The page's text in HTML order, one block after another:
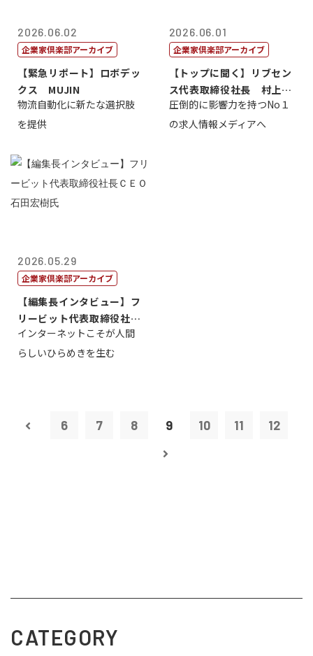
2026.06.02
企業家倶楽部アーカイブ
【緊急リポート】ロボデッ
クス MUJIN
物流自動化に新たな選択肢
を提供
2026.06.01
企業家倶楽部アーカイブ
【トップに聞く】リブセン
ス代表取締役社長 村上太
一 氏
圧倒的に影響力を持つNo１
の求人情報メディアへ
2026.05.29
企業家倶楽部アーカイブ
【編集長インタビュー】フ
リービット代表取締役社長
ＣＥＯ 石田...
インターネットこそが人間
らしいひらめきを生む
6 7 8 9 10 11 12
CATEGORY